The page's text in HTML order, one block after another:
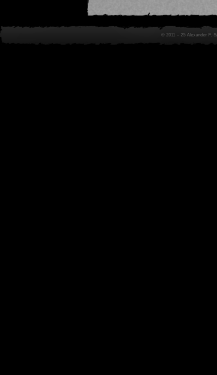
© 2011 – 25 Alexander F.